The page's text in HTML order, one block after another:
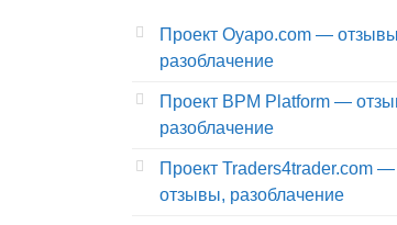
Проект Oyapo.com —
разоблачение
Проект BPM Platform —
разоблачение
Проект Traders4trader.com —
отзывы, разоблачение